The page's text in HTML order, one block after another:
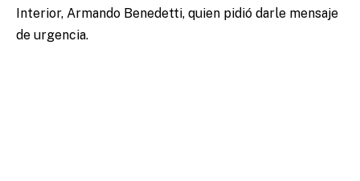
Interior, Armando Benedetti, quien pidió darle mensaje
de urgencia.